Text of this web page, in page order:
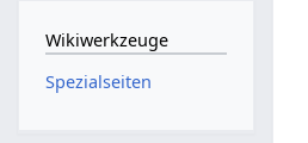
Wikiwerkzeuge
Spezialseiten